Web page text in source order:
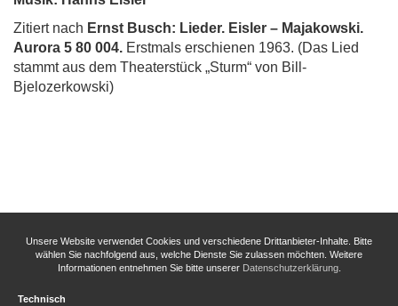
Zitiert nach Ernst Busch: Lieder. Eisler – Majakowski.
Aurora 5 80 004. Erstmals erschienen 1963. (Das Lied
stammt aus dem Theaterstück „Sturm“ von Bill-
Bjelozerkowski)
Unsere Website verwendet Cookies und verschiedene Drittanbieter-Inhalte. Bitte
wählen Sie nachfolgend aus, welche Dienste Sie zulassen möchten. Weitere
Informationen entnehmen Sie bitte unserer Datenschutzerklärung.
Technisch